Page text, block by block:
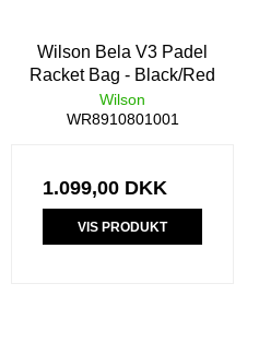
Wilson Bela V3 Padel
Racket Bag - Black/Red
Wilson
WR8910801001
1.099,00 DKK
VIS PRODUKT